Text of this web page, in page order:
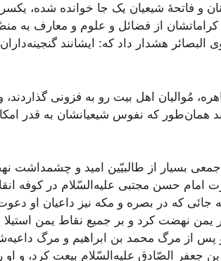
و فاتحۀ شيعيان‌ يک جا خوانده‌ شده‌،
کراماتشان‌ از فضائل‌ و علوم‌ و معارف‌ به‌
هشدار داد که‌: ايشانند
مُواليان‌ اهل‌ بيت‌ رو به‌ فزونی
همان‌طور که‌ نفوس‌ شيعيانشان‌ به‌ قدر
بسيار از طالبيّين‌ اميد و چشمداشت‌
امام‌ حسن‌ مجتبی عليه‌السّلام در کوفه‌
جائی که‌ در بصره‌ و مکه‌ نيز داعيان‌ او
يمن‌ نهضت‌ کرد و بر جميع‌ نقاط‌ يمن‌ استيلا
از مرگ‌ محمد بن‌ ابراهيم‌ و مرگ‌
جعفر الصّادق‌ عليه‌السّلام بيعت‌ کرد، و او را